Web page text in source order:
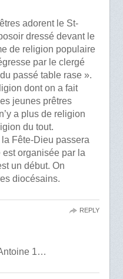
adorent le St-
dressé devant le
de religion populaire
par le clergé
passé table rase ».
dont on a fait
jeunes prêtres
a plus de religion
du tout.
Fête-Dieu passera
organisée par la
un début. On
diocésains.
1…
REPLY